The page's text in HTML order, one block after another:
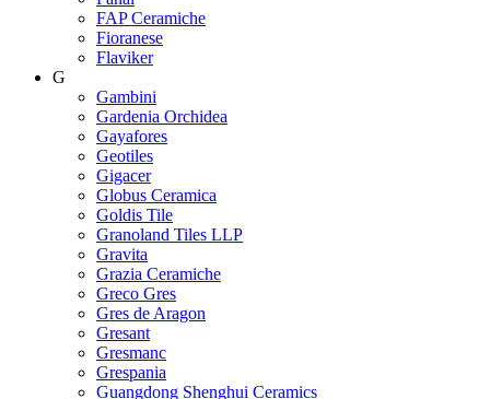
FAP Ceramiche
Fioranese
Flaviker
G
Gambini
Gardenia Orchidea
Gayafores
Geotiles
Gigacer
Globus Ceramica
Goldis Tile
Granoland Tiles LLP
Gravita
Grazia Ceramiche
Greco Gres
Gres de Aragon
Gresant
Gresmanc
Grespania
Guangdong Shenghui Ceramics